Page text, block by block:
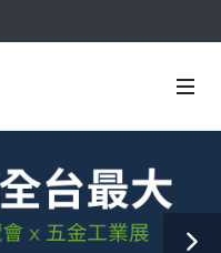
IHT，2026/10/20-22與您在臺